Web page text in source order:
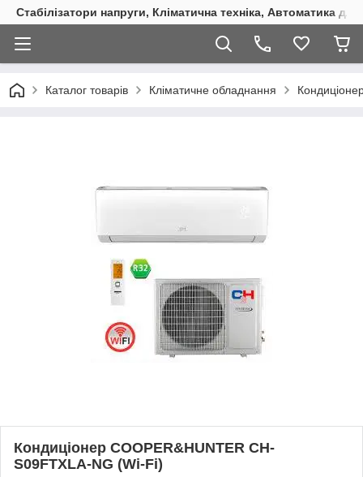
Стабілізатори напруги, Кліматична техніка, Автоматика
Каталог товарів Кліматичне обладнання
Кондиціонер COOPER&HUNTER CH-
S09FTXLA-NG (Wi-Fi)